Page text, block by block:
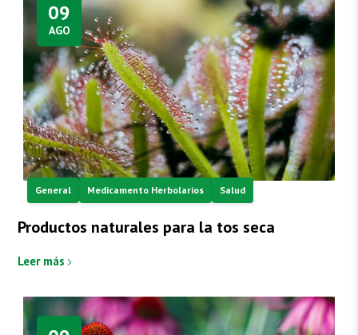
09
AGO
General Medicamento Herbolarios Salud
Productos naturales para la tos seca
Leer más